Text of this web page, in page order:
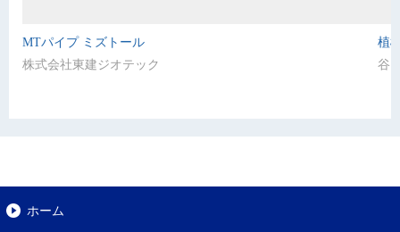
MTパイプ ミズトール
株式会社東建ジオテック
植
谷
ホーム